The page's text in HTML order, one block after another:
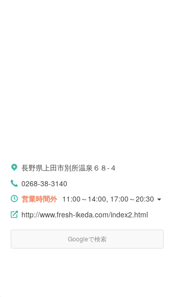
長野県上田市別所温泉６８-４
0268-38-3140
営業時間外 11:00～14:00, 17:00～20:30
http://www.fresh-ikeda.com/index2.html
Googleで検索